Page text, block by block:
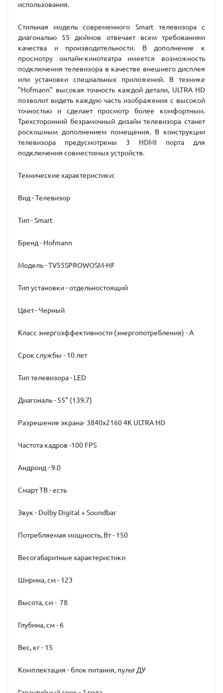
использования.
Стильная модель современного Smart телевизора с
диагональю 55 дюймов отвечает всем требованиям
качества и производительности. В дополнение к
просмотру онлайн-кинотеатра имеется возможность
подключения телевизора в качестве внешнего дисплея
или установки специальных приложений. В технике
"Hofmann" высокая точность каждой детали, ULTRA HD
позволит видеть каждую часть изображения с высокой
точностью и сделает просмотр более комфортным.
Трехсторонний безрамочный дизайн телевизора станет
роскошным дополнением помещения. В конструкции
телевизора предусмотрены 3 HDMI порта для
подключения совместимых устройств.
Технические характеристики:
Вид - Телевизор
Тип - Smart
Бренд - Hofmann
Модель - TV55SPROWOSM-HF
Тип установки - отдельностоящий
Цвет - Черный
Класс энергоэффективности (энергопотребления) - А
Срок службы - 10 лет
Тип телевизора - LED
Диагональ - 55" (139.7)
Разрешение экрана- 3840x2160 4K ULTRA HD
Частота кадров -100 FPS
Андроид - 9.0
Смарт ТВ - есть
Звук - Dolby Digital + Soundbar
Потребляемая мощность, Вт - 150
Весогабаритные характеристики
Ширина, см - 123
Высота, см - 78
Глубина, см - 6
Вес, кг - 15
Комплектация - блок питания, пульт ДУ